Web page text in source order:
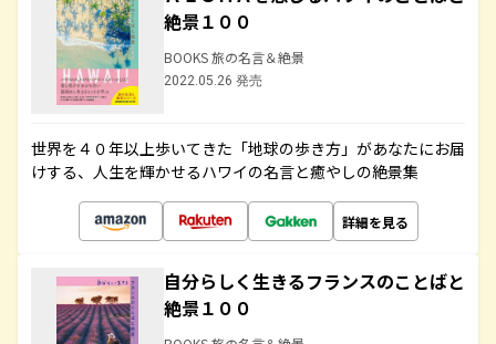
絶景１００
BOOKS 旅の名言＆絶景
2022.05.26 発売
世界を４０年以上歩いてきた「地球の歩き方」があなたにお届
けする、人生を輝かせるハワイの名言と癒やしの絶景集
詳細を見る
自分らしく生きるフランスのことばと
絶景１００